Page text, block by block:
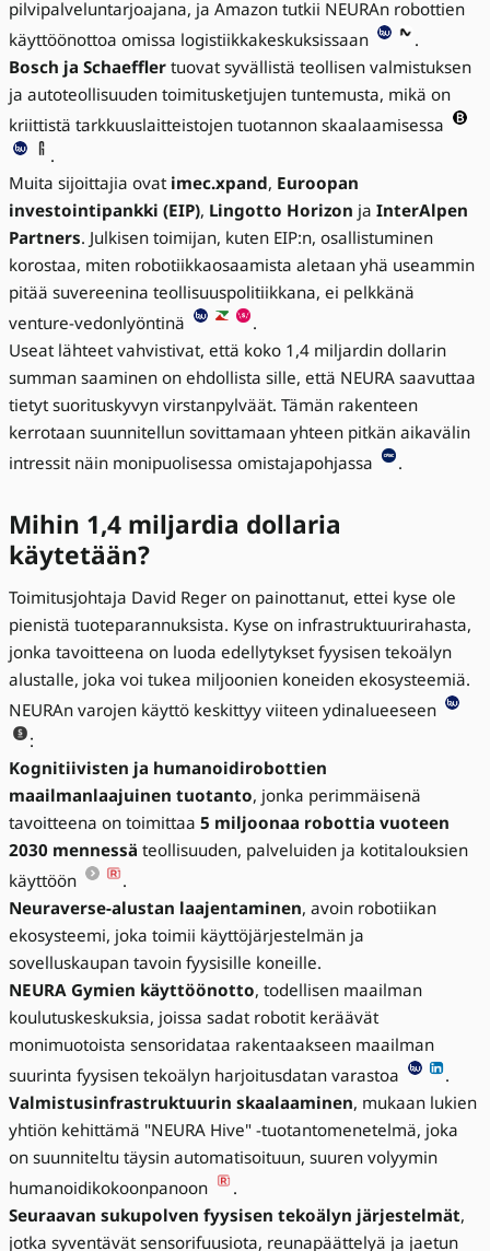
pilvipalveluntarjoajana, ja Amazon tutkii NEURAn robottien
käyttöönottoa omissa logistiikkakeskuksissaan
.
Bosch ja Schaeffler tuovat syvällistä teollisen valmistuksen
ja autoteollisuuden toimitusketjujen tuntemusta, mikä on
kriittistä tarkkuuslaitteistojen tuotannon skaalaamisessa
.
Muita sijoittajia ovat imec.xpand, Euroopan
investointipankki (EIP), Lingotto Horizon ja InterAlpen
Partners. Julkisen toimijan, kuten EIP:n, osallistuminen
korostaa, miten robotiikkaosaamista aletaan yhä useammin
pitää suvereenina teollisuuspolitiikkana, ei pelkkänä
venture-vedonlyöntinä
.
Useat lähteet vahvistivat, että koko 1,4 miljardin dollarin
summan saaminen on ehdollista sille, että NEURA saavuttaa
tietyt suorituskyvyn virstanpylväät. Tämän rakenteen
kerrotaan suunnitellun sovittamaan yhteen pitkän aikavälin
intressit näin monipuolisessa omistajapohjassa
.
Mihin 1,4 miljardia dollaria
käytetään?
Toimitusjohtaja David Reger on painottanut, ettei kyse ole
pienistä tuoteparannuksista. Kyse on infrastruktuurirahasta,
jonka tavoitteena on luoda edellytykset fyysisen tekoälyn
alustalle, joka voi tukea miljoonien koneiden ekosysteemiä.
NEURAn varojen käyttö keskittyy viiteen ydinalueeseen
:
Kognitiivisten ja humanoidirobottien
maailmanlaajuinen tuotanto, jonka perimmäisenä
tavoitteena on toimittaa 5 miljoonaa robottia vuoteen
2030 mennessä teollisuuden, palveluiden ja kotitalouksien
käyttöön
.
Neuraverse-alustan laajentaminen, avoin robotiikan
ekosysteemi, joka toimii käyttöjärjestelmän ja
sovelluskaupan tavoin fyysisille koneille.
NEURA Gymien käyttöönotto, todellisen maailman
koulutuskeskuksia, joissa sadat robotit keräävät
monimuotoista sensoridataa rakentaakseen maailman
suurinta fyysisen tekoälyn harjoitusdatan varastoa
.
Valmistusinfrastruktuurin skaalaaminen, mukaan lukien
yhtiön kehittämä "NEURA Hive" -tuotantomenetelmä, joka
on suunniteltu täysin automatisoituun, suuren volyymin
humanoidikokoonpanoon
.
Seuraavan sukupolven fyysisen tekoälyn järjestelmät,
jotka syventävät sensorifuusiota, reunapäättelyä ja jaetun